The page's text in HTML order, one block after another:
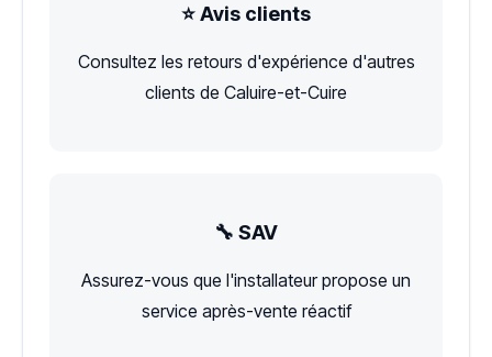
⭐ Avis clients
Consultez les retours d'expérience d'autres
clients de Caluire-et-Cuire
🔧 SAV
Assurez-vous que l'installateur propose un
service après-vente réactif